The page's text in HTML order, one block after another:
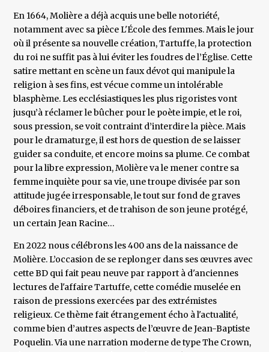
En 1664, Molière a déjà acquis une belle notoriété,
notamment avec sa pièce L'École des femmes. Mais le jour
où il présente sa nouvelle création, Tartuffe, la protection
du roi ne suffit pas à lui éviter les foudres de l’Église. Cette
satire mettant en scène un faux dévot qui manipule la
religion à ses fins, est vécue comme un intolérable
blasphème. Les ecclésiastiques les plus rigoristes vont
jusqu’à réclamer le bûcher pour le poète impie, et le roi,
sous pression, se voit contraint d’interdire la pièce. Mais
pour le dramaturge, il est hors de question de se laisser
guider sa conduite, et encore moins sa plume. Ce combat
pour la libre expression, Molière va le mener contre sa
femme inquiète pour sa vie, une troupe divisée par son
attitude jugée irresponsable, le tout sur fond de graves
déboires financiers, et de trahison de son jeune protégé,
un certain Jean Racine…
En 2022 nous célébrons les 400 ans de la naissance de
Molière. L’occasion de se replonger dans ses œuvres avec
cette BD qui fait peau neuve par rapport à d'anciennes
lectures de l'affaire Tartuffe, cette comédie muselée en
raison de pressions exercées par des extrémistes
religieux. Ce thème fait étrangement écho à l'actualité,
comme bien d’autres aspects de l’œuvre de Jean-Baptiste
Poquelin. Via une narration moderne de type The Crown,